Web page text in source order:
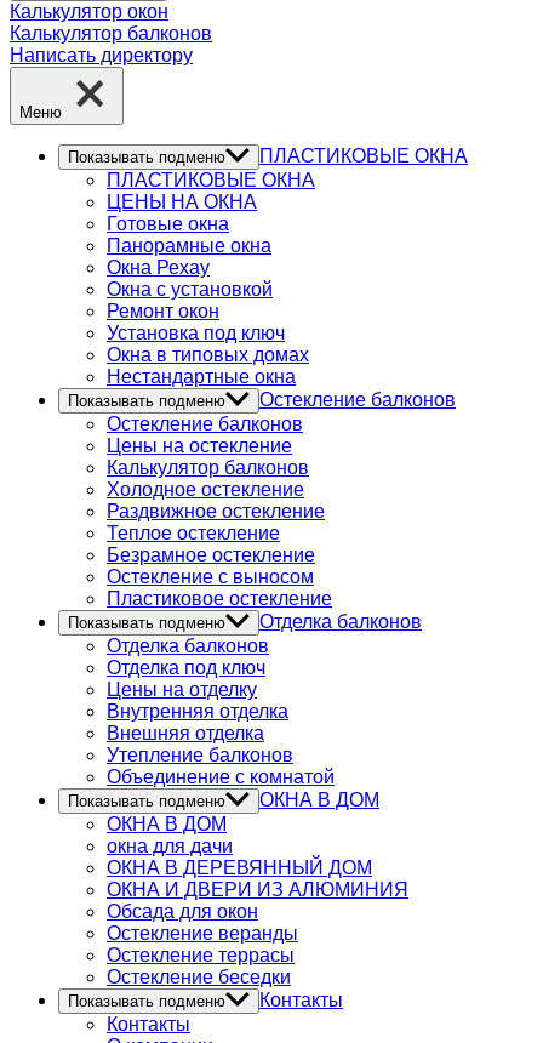
Калькулятор окон
Калькулятор балконов
Написать директору
Меню
Показывать подменю
ПЛАСТИКОВЫЕ ОКНА
ПЛАСТИКОВЫЕ ОКНА
ЦЕНЫ НА ОКНА
Готовые окна
Панорамные окна
Окна Рехау
Окна с установкой
Ремонт окон
Установка под ключ
Окна в типовых домах
Нестандартные окна
Показывать подменю
Остекление балконов
Остекление балконов
Цены на остекление
Калькулятор балконов
Холодное остекление
Раздвижное остекление
Теплое остекление
Безрамное остекление
Остекление с выносом
Пластиковое остекление
Показывать подменю
Отделка балконов
Отделка балконов
Отделка под ключ
Цены на отделку
Внутренняя отделка
Внешняя отделка
Утепление балконов
Объединение с комнатой
Показывать подменю
ОКНА В ДОМ
ОКНА В ДОМ
окна для дачи
ОКНА В ДЕРЕВЯННЫЙ ДОМ
ОКНА И ДВЕРИ ИЗ АЛЮМИНИЯ
Обсада для окон
Остекление веранды
Остекление террасы
Остекление беседки
Показывать подменю
Контакты
Контакты